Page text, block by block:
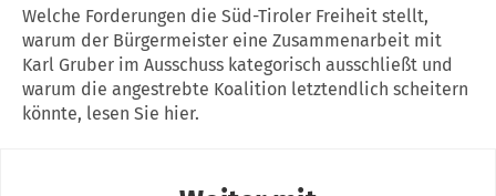
Welche Forderungen die Süd-Tiroler Freiheit stellt,
warum der Bürgermeister eine Zusammenarbeit mit
Karl Gruber im Ausschuss kategorisch ausschließt und
warum die angestrebte Koalition letztendlich scheitern
könnte, lesen Sie hier.